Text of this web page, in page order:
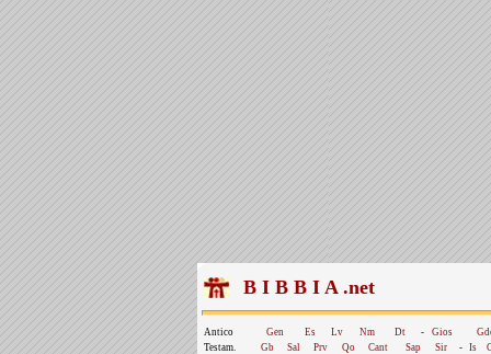
B I B B I A .net
Antico Gen Es Lv Nm Dt - Gios
Testam.
Gb Sal Prv Qo Cant Sap Sir - Is